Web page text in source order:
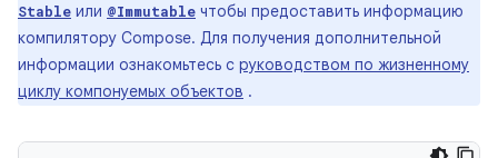
Stable или @Immutable чтобы предоставить информацию
компилятору Compose. Для получения дополнительной
информации ознакомьтесь с руководством по жизненному
циклу компонуемых объектов .